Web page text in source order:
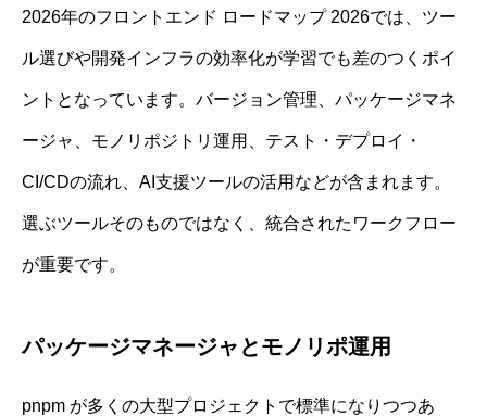
2026年のフロントエンド ロードマップ 2026では、ツー
ル選びや開発インフラの効率化が学習でも差のつくポイ
ントとなっています。バージョン管理、パッケージマネ
ージャ、モノリポジトリ運用、テスト・デプロイ・
CI/CDの流れ、AI支援ツールの活用などが含まれます。
選ぶツールそのものではなく、統合されたワークフロー
が重要です。
パッケージマネージャとモノリポ運用
pnpm が多くの大型プロジェクトで標準になりつつあ